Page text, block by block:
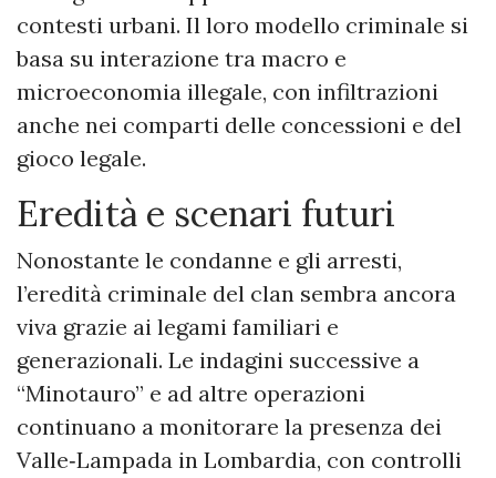
contesti urbani. Il loro modello criminale si
basa su interazione tra macro e
microeconomia illegale, con infiltrazioni
anche nei comparti delle concessioni e del
gioco legale.
Eredità e scenari futuri
Nonostante le condanne e gli arresti,
l’eredità criminale del clan sembra ancora
viva grazie ai legami familiari e
generazionali. Le indagini successive a
“Minotauro” e ad altre operazioni
continuano a monitorare la presenza dei
Valle‑Lampada in Lombardia, con controlli